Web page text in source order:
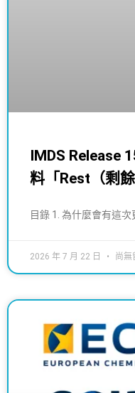
IMDS Release
料「Rest（剩
目錄 1. 為什麼會有這
2026 年 7 月 22 日 尚無